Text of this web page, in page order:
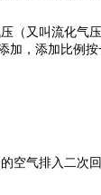
（又叫流化气
加，添加比例
空气排入二次